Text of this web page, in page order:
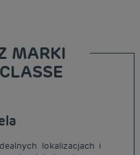
MARKI
lokalizacjach i